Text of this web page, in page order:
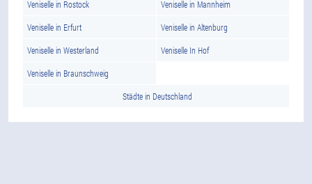
Veniselle in Rostock Veniselle in Mannheim
Veniselle in Erfurt Veniselle in Altenburg
Veniselle in Westerland Veniselle In Hof
Veniselle in Braunschweig
Städte in Deutschland